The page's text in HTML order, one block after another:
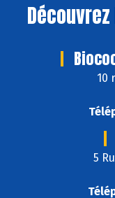
Découvrez
10
5